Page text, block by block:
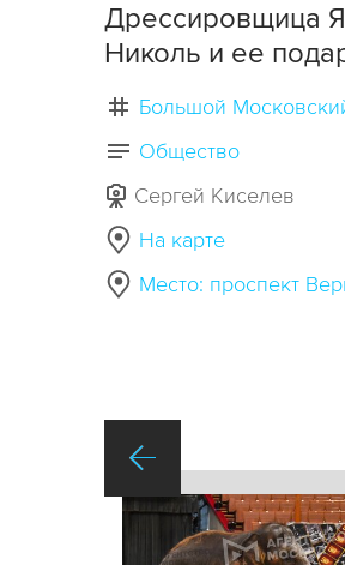
Дрессировщица
Николь и ее
Большой
Общество
Сергей Киселев
На карте
Место: проспект